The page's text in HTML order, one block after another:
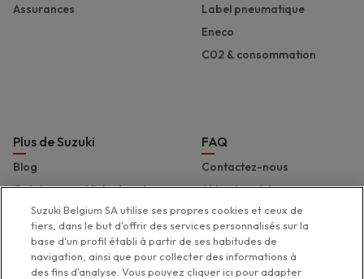
Assurances
Label pneumatique
Eneco
C02 & consommation
Plus de Suzuki
Blog
Catalogues et liste de prix
Presse
Suzuki Marine
Suzuki 2 Wheels
FAQ
Contactez-nous
Aide et assistance
Déclaration d'accessibilité
Suzuki Belgium SA utilise ses propres cookies et ceux de
tiers, dans le but d'offrir des services personnalisés sur la
base d'un profil établi à partir de ses habitudes de
navigation, ainsi que pour collecter des informations à
des fins d'analyse. Vous pouvez cliquer ici pour adapter